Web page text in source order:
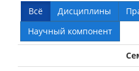
Всё Дисциплины
Научный компонент